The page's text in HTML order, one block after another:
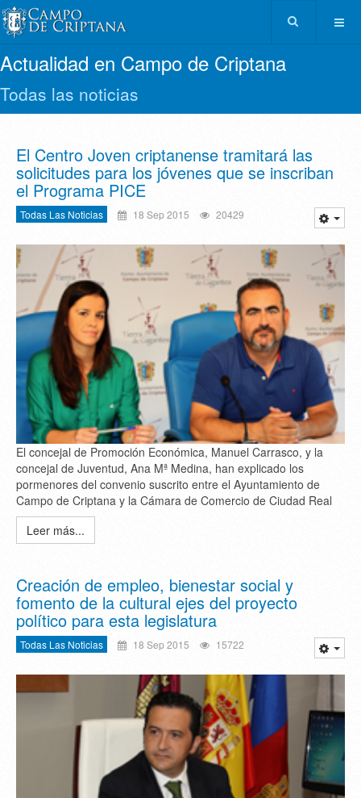
Actualidad en Campo de Criptana
Todas las noticias
El Centro Joven criptanense tramitará las
solicitudes para los jóvenes que se inscriban
el Programa PICE
Todas Las Noticias 18 Sep 2015 20429
El concejal de Promoción Económica, Manuel Carrasco, y la
concejal de Juventud, Ana Mª Medina, han explicado los
pormenores del convenio suscrito entre el Ayuntamiento de
Campo de Criptana y la Cámara de Comercio de Ciudad Real
Leer más...
Creación de empleo, bienestar social y
fomento de la cultural ejes del proyecto
político para esta legislatura
Todas Las Noticias 18 Sep 2015 15722